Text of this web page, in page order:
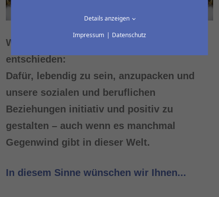
Wir, die Freudensteins, haben uns
entschieden:
Dafür, lebendig zu sein, anzupacken und
unsere sozialen und beruflichen
Beziehungen initiativ und positiv zu
gestalten – auch wenn es manchmal
Gegenwind gibt in dieser Welt.
In diesem Sinne wünschen wir Ihnen...
Details anzeigen
Impressum
Datenschutz